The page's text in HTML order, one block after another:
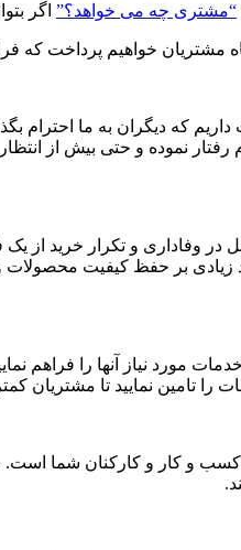
“مشتری چه می خواهد؟” اگر
مشتریان خواهیم پرداخت
که دیگران به ما احترام
رفتار نموده و حتی بیش از
و تکرار خرید از یک
زیادی بر حفظ کیفیت
خدمات مورد نیاز آنها را
تامین نمایید تا مشتریان
و کار و کارکنان شما است.